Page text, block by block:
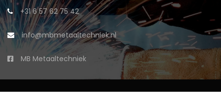
+31 6 57 62 75 42
info@mbmetaaltechniek.nl
MB Metaaltechniek